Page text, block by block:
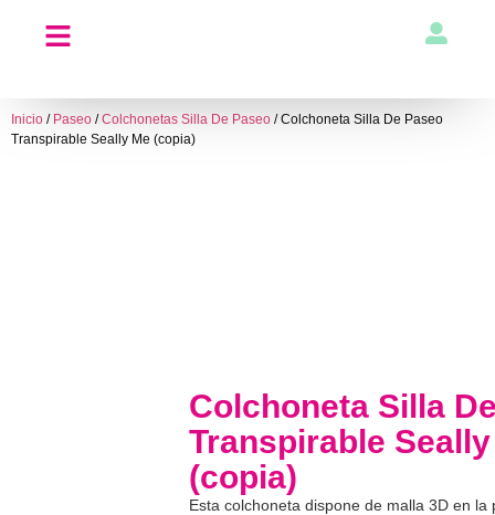
Inicio / Paseo /Colchonetas Silla De Paseo / Colchoneta Silla De Paseo
Transpirable Seally Me (copia)
Colchoneta Silla
Transpirable
(copia)
Esta colchoneta dispone de malla 3D en la